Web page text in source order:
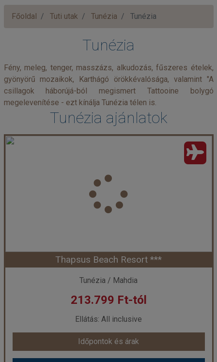
Főoldal Tuti utak Tunézia Tunézia
Tunézia
Fény, meleg, tenger, masszázs, alkudozás, fűszeres ételek,
gyönyörű mozaikok, Karthágó örökkévalósága, valamint "A
csillagok háborújá-ból megismert Tattooine bolygó
megelevenítése - ezt kínálja Tunézia télen is.
Tunézia ajánlatok
Thapsus Beach Resort ***
Tunézia / Mahdia
213.799 Ft-tól
Ellátás: All inclusive
Időpontok és árak